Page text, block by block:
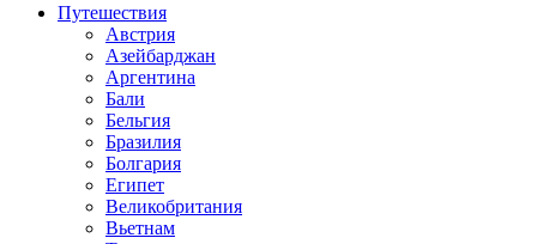
Путешествия
Австрия
Азейбарджан
Аргентина
Бали
Бельгия
Бразилия
Болгария
Египет
Великобритания
Вьетнам